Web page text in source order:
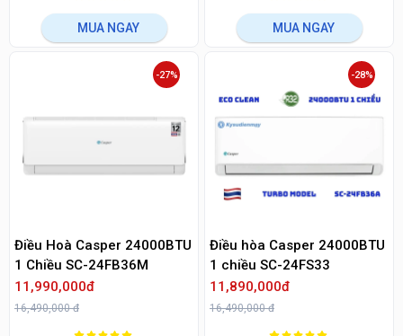
MUA NGAY MUA NGAY
Điều Hoà Casper 24000BTU
1 Chiều SC-24FB36M
11,990,000đ
16,490,000 đ
-27%
Điều hòa Casper 24000BTU
1 chiều SC-24FS33
11,890,000đ
16,490,000 đ
-28%